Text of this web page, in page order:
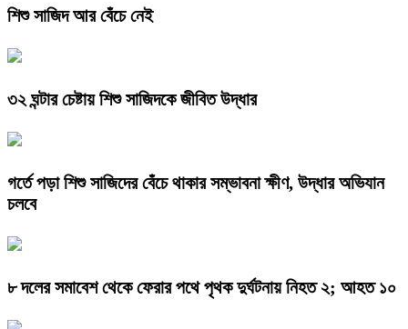
শিশু সাজিদ আর বেঁচে নেই
৩২ ঘন্টার চেষ্টায় শিশু সাজিদকে জীবিত উদ্ধার
গর্তে পড়া শিশু সাজিদের বেঁচে থাকার সম্ভাবনা ক্ষীণ, উদ্ধার অভিযান
চলবে
৮ দলের সমাবেশ থেকে ফেরার পথে পৃথক দুর্ঘটনায় নিহত ২; আহত ১০